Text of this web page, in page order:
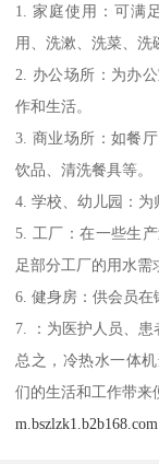
1. 家庭使用：可满
用、洗漱、洗菜、洗
2. 办公场所：为办
作和生活。
3. 商业场所：如餐
饮品、清洗餐具等。
4. 学校、幼儿园：为
5. 工厂：在一些生
足部分工厂的用水需
6. 健身房：供会员在
7. ：为医护人员、患
总之，冷热水一体
们的生活和工作带来
m.bszlzk1.b2b168.com